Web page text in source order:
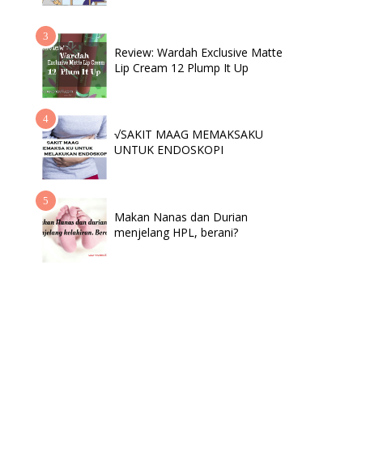
Review: Wardah Exclusive Matte
Lip Cream 12 Plump It Up
√SAKIT MAAG MEMAKSAKU
UNTUK ENDOSKOPI
Makan Nanas dan Durian
menjelang HPL, berani?